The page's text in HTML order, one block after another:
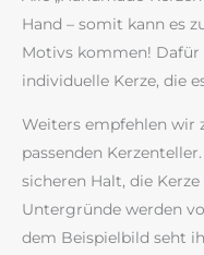
Hand – somit kann es
Motivs kommen!
individuelle Kerze, die
Weiters empfehlen wir
passenden
sicheren Halt, die
Untergründe werden
dem Beispielbild seht